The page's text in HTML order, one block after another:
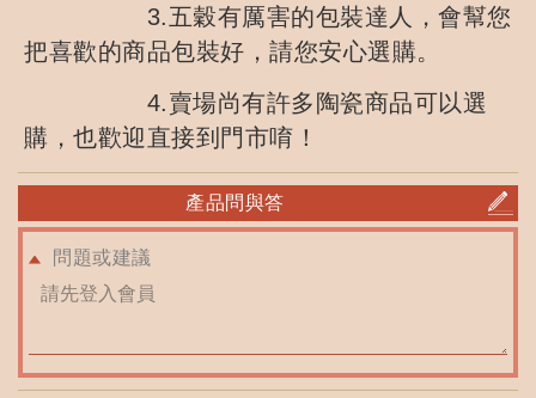
3.五穀有厲害的包裝達人，會幫您
把喜歡的商品包裝好，請您安心選購。
4.賣場尚有許多陶瓷商品可以選
購，也歡迎直接到門市唷！
產品問與答
問題或建議